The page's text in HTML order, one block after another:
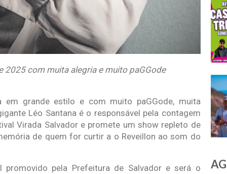
2025 com muita alegria e muito paGGode
grande estilo e com muito paGGode, muita
Léo Santana é o responsável pela contagem
Virada Salvador e promete um show repleto de
de quem for curtir a o Reveillon ao som do
pela Prefeitura de Salvador e será o